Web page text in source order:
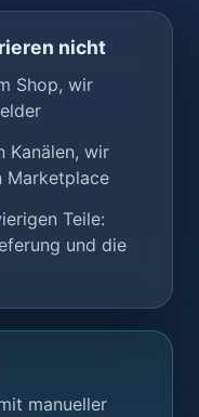
nicht
Shop, wir
Kanälen, wir
Marketplace
Teile:
und die
manueller